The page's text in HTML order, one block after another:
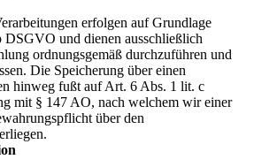
erfolgen auf Grundlage
und dienen ausschließlich
ordnungsgemäß durchzuführen und
Die Speicherung über einen
hinweg fußt auf Art. 6 Abs. 1 lit. c
mit § 147 AO, nach welchem wir einer
über den